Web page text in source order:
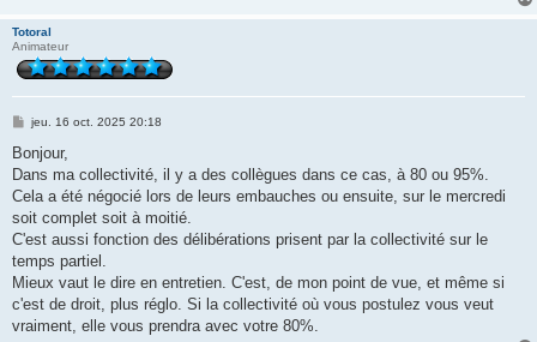
Totoral
Animateur
M
s
a
g
jeu. 16 oct. 2025 20:18
Bonjour,
Dans ma collectivité, il y a des collègues dans ce cas, à 80 ou 95%.
Cela a été négocié lors de leurs embauches ou ensuite, sur le mercredi
soit complet soit à moitié.
C'est aussi fonction des délibérations prisent par la collectivité sur le
temps partiel.
Mieux vaut le dire en entretien. C'est, de mon point de vue, et même si
c'est de droit, plus réglo. Si la collectivité où vous postulez vous veut
vraiment, elle vous prendra avec votre 80%.